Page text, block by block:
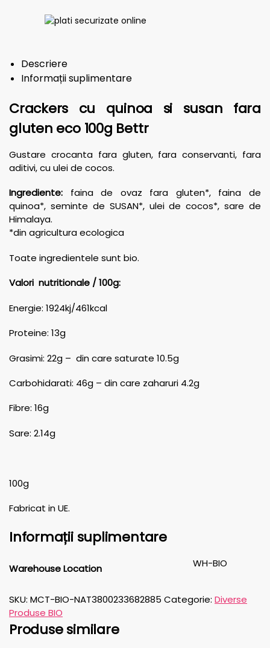
Descriere
Informații suplimentare
Crackers cu quinoa si susan fara
gluten eco 100g Bettr
Gustare crocanta fara gluten, fara conservanti, fara
aditivi, cu ulei de cocos.
Ingrediente: faina de ovaz fara gluten*, faina de
quinoa*, seminte de SUSAN*, ulei de cocos*, sare de
Himalaya.
*din agricultura ecologica
Toate ingredientele sunt bio.
Valori nutritionale / 100g:
Energie: 1924kj/461kcal
Proteine: 13g
Grasimi: 22g – din care saturate 10.5g
Carbohidarati: 46g – din care zaharuri 4.2g
Fibre: 16g
Sare: 2.14g
100g
Fabricat in UE.
Informații suplimentare
Warehouse Location WH-BIO
SKU: MCT-BIO-NAT3800233682885 Categorie: Diverse
Produse BIO
Produse similare